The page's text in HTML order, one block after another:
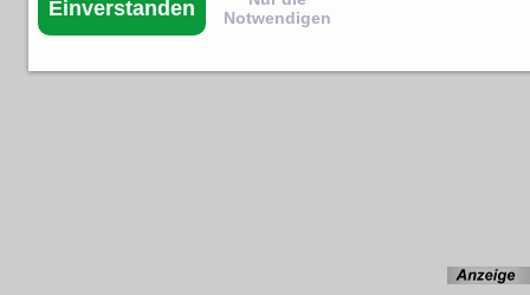
Einverstanden
Notwendigen